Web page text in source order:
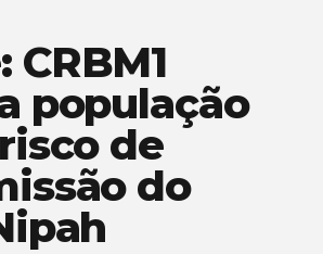
CRBM1
população
de
do